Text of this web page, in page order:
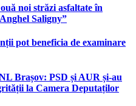
noi străzi asfaltate în
Saligny”
pot beneficia de examinare
Brașov: PSD și AUR și-au
la Camera Deputaților